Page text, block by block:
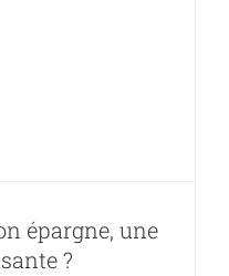
épargne, une
?